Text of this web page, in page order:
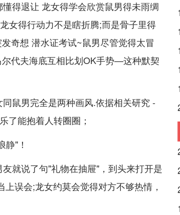
得退让 龙女得学会欣赏鼠男得未雨绸
女得行动力不是瞎折腾;而是骨子里得
奇想 潜水证考试~鼠男尽管觉得太冒
代夫海底互相比划OK手势—这种默契
鼠男完全是两种画风.依据相关研究 -
了能抱着人转圈圈；
"！
就说了句"礼物在抽屉"，到头来打开是
误会;龙女约莫会觉得对方不够热情，